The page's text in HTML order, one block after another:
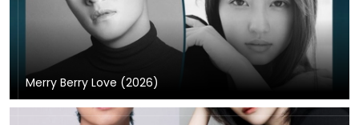
Merry Berry Love (2026)